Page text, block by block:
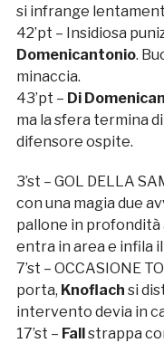
si infrange
42’pt – Insidiosa
Domenicantonio.
minaccia.
43’pt – Di
ma la sfera termina
difensore ospite.
3’st – GOL DELLA
con una magia due
pallone in profondità
entra in area e infila
7’st – OCCASIONE
porta, Knoflach si
intervento devia in
17’st – Fallstrappa